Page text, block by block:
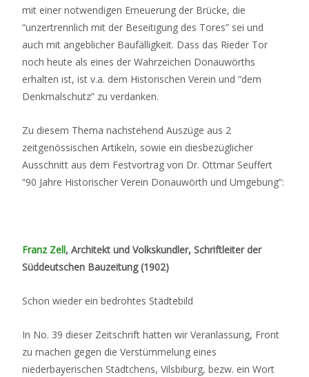
mit einer notwendigen Erneuerung der Brücke, die
“unzertrennlich mit der Beseitigung des Tores” sei und
auch mit angeblicher Baufälligkeit. Dass das Rieder Tor
noch heute als eines der Wahrzeichen Donauwörths
erhalten ist, ist v.a. dem Historischen Verein und “dem
Denkmalschutz” zu verdanken.
Zu diesem Thema nachstehend Auszüge aus 2
zeitgenössischen Artikeln, sowie ein diesbezüglicher
Ausschnitt aus dem Festvortrag von Dr. Ottmar Seuffert
“90 Jahre Historischer Verein Donauwörth und Umgebung”:
Franz Zell, Architekt und Volkskundler, Schriftleiter der
Süddeutschen Bauzeitung (1902)
Schon wieder ein bedrohtes Städtebild
In No. 39 dieser Zeitschrift hatten wir Veranlassung, Front
zu machen gegen die Verstümmelung eines
niederbayerischen Städtchens, Vilsbiburg, bezw. ein Wort